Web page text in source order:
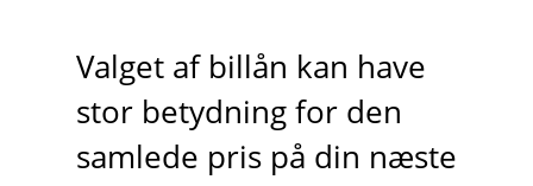
Valget af billån kan have
stor betydning for den
samlede pris på din næste